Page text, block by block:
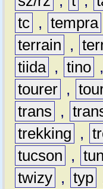
tc , tempra
terrain
,
tiida , tino ,
tourer ,
trans
,
trekking
,
tucson
,
twizy , typ